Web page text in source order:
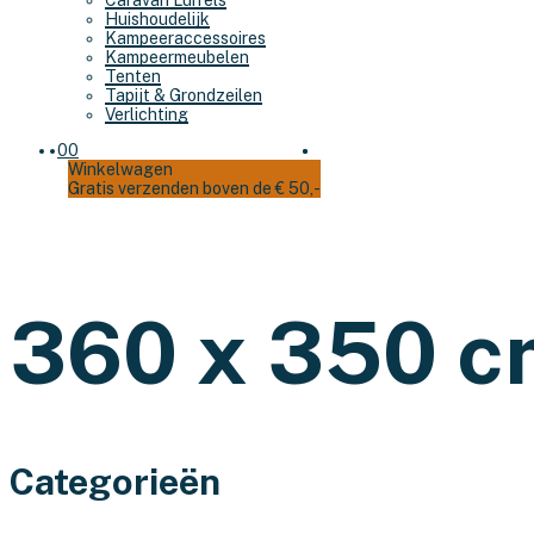
Huishoudelijk
Kampeeraccessoires
Kampeermeubelen
Tenten
Tapijt & Grondzeilen
Verlichting
00
Winkelwagen
Gratis verzenden boven de € 50,-
360 x 350
Categorieën